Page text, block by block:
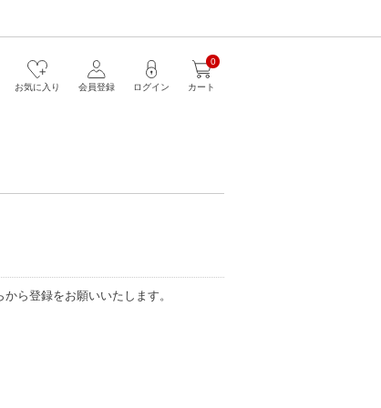
カート
0
ログイン
会員登録
お気に入り
ら登録をお願いいたします。